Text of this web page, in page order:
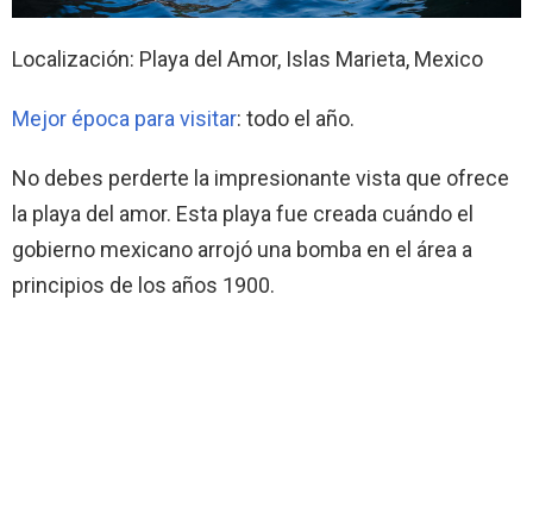
Localización: Playa del Amor, Islas Marieta, Mexico
Mejor época para visitar: todo el año.
No debes perderte la impresionante vista que ofrece
la playa del amor. Esta playa fue creada cuándo el
gobierno mexicano arrojó una bomba en el área a
principios de los años 1900.